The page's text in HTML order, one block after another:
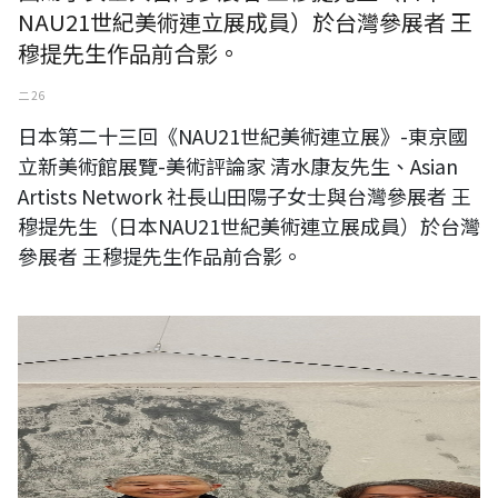
NAU21世紀美術連立展成員）於台灣參展者 王
穆提先生作品前合影。
二 26
日本第二十三回《NAU21世紀美術連立展》-東京國
立新美術館展覽-美術評論家 清水康友先生、Asian
Artists Network 社長山田陽子女士與台灣參展者 王
穆提先生（日本NAU21世紀美術連立展成員）於台灣
參展者 王穆提先生作品前合影。
日本第二十三回《NAU21世紀美術連立展》-東京國立新美術館展覽-
ichonokigallery社長、藝術家 加藤和美女士與台灣參展者 王穆提先生
（日本NAU21世紀美術連立展成員）於台灣參展者 王穆提先生作品前合
影。